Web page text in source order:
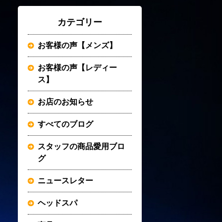
カテゴリー
お客様の声【メンズ】
お客様の声【レディー
ス】
お店のお知らせ
すべてのブログ
スタッフの商品愛用ブロ
グ
ニュースレター
ヘッドスパ